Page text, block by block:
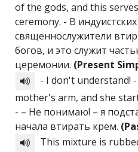
of the gods, and this
ceremony. - В
священнослужители
богов, и это служит
церемонии. (Present
- I don't understand!
mother's arm, and she
- – Не понимаю! – я
начала втирать крем.
This mixture is